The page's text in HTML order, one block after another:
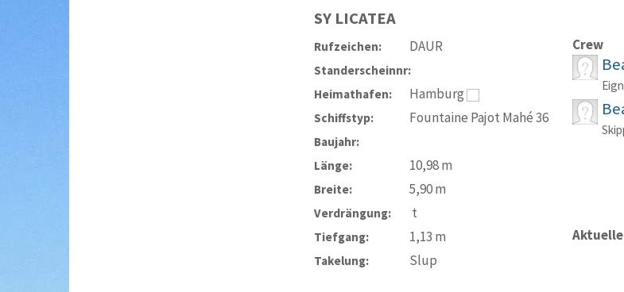
SY LICATEA
Rufzeichen: DAUR
Standerscheinnr:
Heimathafen:
Hamburg
Schiffstyp: Fountaine Pajot Mahé 36
Baujahr:
Länge:
10,98m
Breite: 5,90m
Verdrängung: t
Tiefgang: 1,13 m
Takelung: Slup
Crew